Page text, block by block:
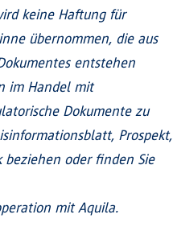
keine Haftung für
übernommen, die aus
entstehen
im Handel mit
Dokumente zu
Prospekt,
beziehen oder finden Sie
mit Aquila.